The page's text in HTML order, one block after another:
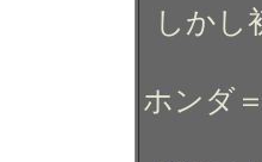
しかし
ホンダ